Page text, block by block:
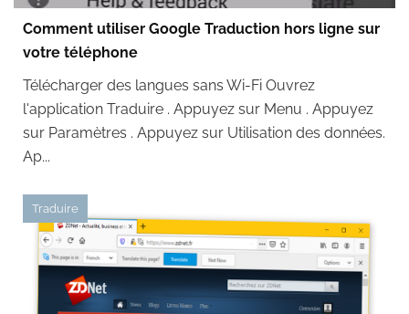
Comment utiliser Google Traduction hors ligne sur
votre téléphone
Télécharger des langues sans Wi-Fi Ouvrez
l'application Traduire . Appuyez sur Menu . Appuyez
sur Paramètres . Appuyez sur Utilisation des données.
Ap...
Traduire